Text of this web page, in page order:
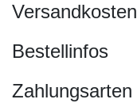
Versandkosten
Bestellinfos
Zahlungsarten